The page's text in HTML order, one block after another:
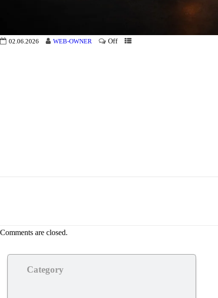
02.06.2026 WEB-OWNER Off
Comments are closed.
Category